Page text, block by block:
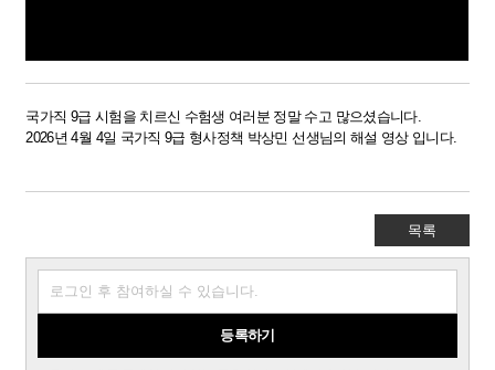
국가직 9급 시험을 치르신 수험생 여러분 정말 수고 많으셨습니다.
2026년 4월 4일 국가직 9급 형사정책 박상민 선생님의 해설 영상 입니다. ​
목록
등록하기